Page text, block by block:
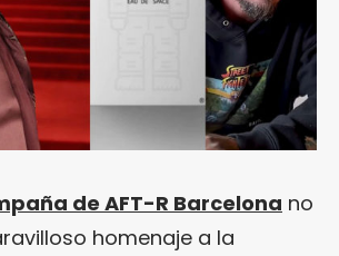
de AFT-R Barcelona no
homenaje a la